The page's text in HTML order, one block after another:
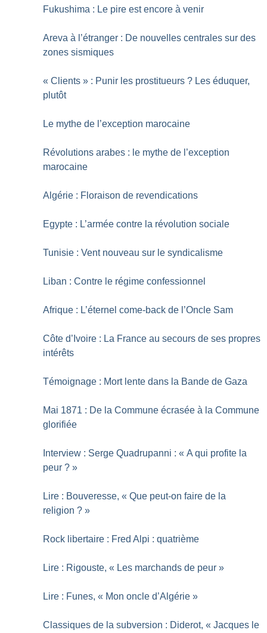
Fukushima : Le pire est encore à venir
Areva à l’étranger : De nouvelles centrales sur des
zones sismiques
« Clients » : Punir les prostitueurs ? Les éduquer,
plutôt
Le mythe de l’exception marocaine
Révolutions arabes : le mythe de l’exception
marocaine
Algérie : Floraison de revendications
Egypte : L’armée contre la révolution sociale
Tunisie : Vent nouveau sur le syndicalisme
Liban : Contre le régime confessionnel
Afrique : L’éternel come-back de l’Oncle Sam
Côte d’Ivoire : La France au secours de ses propres
intérêts
Témoignage : Mort lente dans la Bande de Gaza
Mai 1871 : De la Commune écrasée à la Commune
glorifiée
Interview : Serge Quadrupanni : « A qui profite la
peur ? »
Lire : Bouveresse, « Que peut-on faire de la
religion ? »
Rock libertaire : Fred Alpi : quatrième
Lire : Rigouste, « Les marchands de peur »
Lire : Funes, « Mon oncle d’Algérie »
Classiques de la subversion : Diderot, « Jacques le